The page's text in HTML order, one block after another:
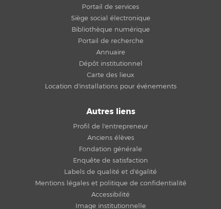
Portail de services
Siège social électronique
Bibliothèque numérique
Portail de recherche
Annuaire
Dépôt institutionnel
Carte des lieux
Location d'installations pour événements
Autres liens
Profil de l'entrepreneur
Anciens élèves
Fondation générale
Enquête de satisfaction
Labels de qualité et d'égalité
Mentions légales et politique de confidentialité
Accessibilité
Image institutionnelle